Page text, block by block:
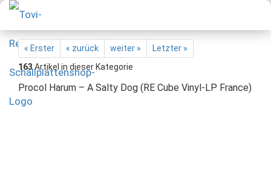
« Erster « zurück weiter »
Letzter »
163Artikel in dieser Kategorie
Procol Harum – A Salty Dog (RE Cube Vinyl-LP France)